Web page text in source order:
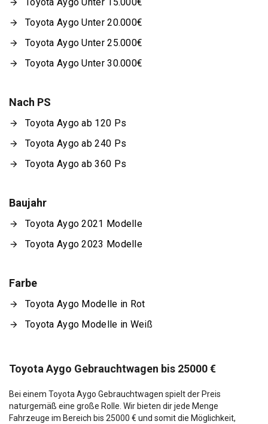
Toyota Aygo Unter 20.000€
Toyota Aygo Unter 25.000€
Toyota Aygo Unter 30.000€
Nach PS
Toyota Aygo ab 120 Ps
Toyota Aygo ab 240 Ps
Toyota Aygo ab 360 Ps
Baujahr
Toyota Aygo 2021 Modelle
Toyota Aygo 2023 Modelle
Farbe
Toyota Aygo Modelle in Rot
Toyota Aygo Modelle in Weiß
Toyota Aygo Gebrauchtwagen bis 25000 €
Bei einem Toyota Aygo Gebrauchtwagen spielt der Preis
naturgemäß eine große Rolle. Wir bieten dir jede Menge
Fahrzeuge im Bereich bis 25000 € und somit die Möglichkeit,